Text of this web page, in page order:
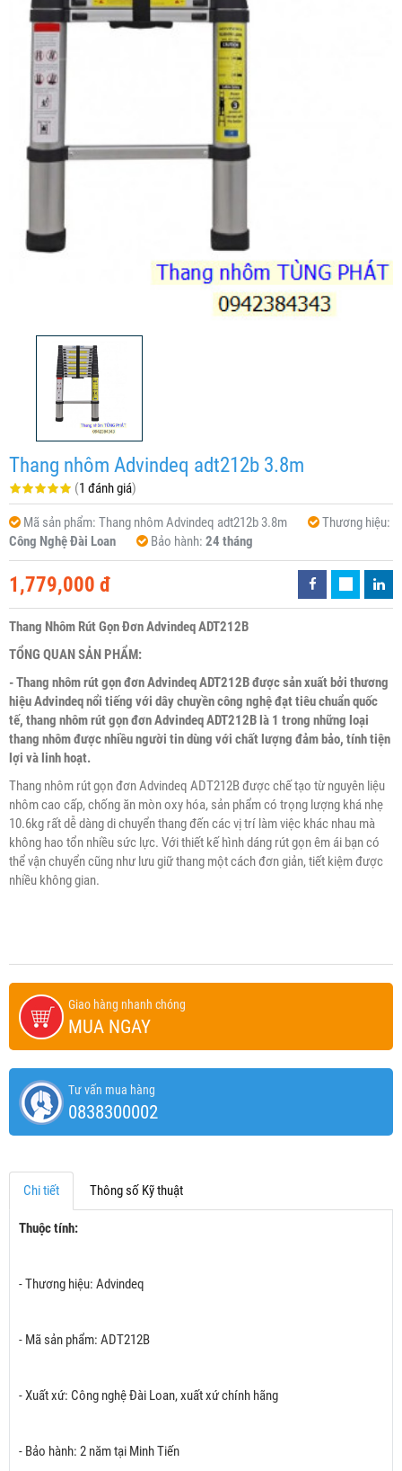
Thang nhôm Advindeq adt212b 3.8m
(1 đánh giá)
Mã sản phẩm: Thang nhôm Advindeq adt212b 3.8m
Thương hiệu:
Công Nghệ Đài Loan
Bảo hành: 24 tháng
1,779,000 đ
Thang Nhôm Rút Gọn Đơn Advindeq ADT212B
TỔNG QUAN SẢN PHẨM:
- Thang nhôm rút gọn đơn Advindeq ADT212B được sản xuất bởi thương
hiệu Advindeq nổi tiếng với dây chuyền công nghệ đạt tiêu chuẩn quốc
tế, thang nhôm rút gọn đơn Advindeq ADT212B là 1 trong những loại
thang nhôm được nhiều người tin dùng với chất lượng đảm bảo, tính tiện
lợi và linh hoạt.
Thang nhôm rút gọn đơn Advindeq ADT212B được chế tạo từ nguyên liệu
nhôm cao cấp, chống ăn mòn oxy hóa, sản phẩm có trọng lượng khá nhẹ
10.6kg rất dễ dàng di chuyển thang đến các vị trí làm việc khác nhau mà
không hao tổn nhiều sức lực. Với thiết kế hình dáng rút gọn êm ái bạn có
thể vận chuyển cũng như lưu giữ thang một cách đơn giản, tiết kiệm được
nhiều không gian.
Giao hàng nhanh chóng
MUA NGAY
Tư vấn mua hàng
0838300002
Chi tiết Thông số Kỹ thuật
Thuộc tính:
- Thương hiệu: Advindeq
- Mã sản phẩm: ADT212B
- Xuất xứ: Công nghệ Đài Loan, xuất xứ chính hãng
- Bảo hành: 2 năm tại Minh Tiến